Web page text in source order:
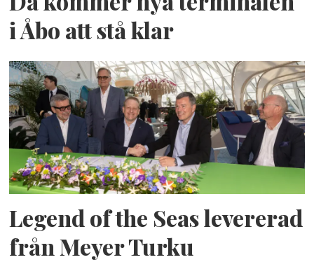
i Åbo att stå klar
Legend of the Seas levererad
från Meyer Turku